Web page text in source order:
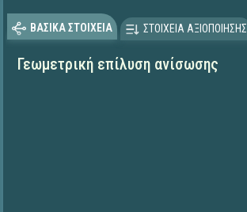
ΒΑΣΙΚΑ ΣΤΟΙΧΕΙΑ ΣΤΟΙΧΕΙΑ ΑΞΙΟΠΟΙΗΣΗΣ
Γεωμετρική επίλυση ανίσωσης